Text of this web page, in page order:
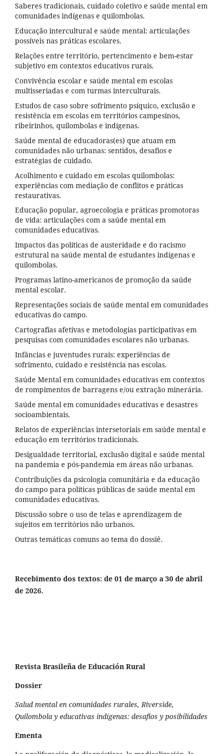
Saberes tradicionais, cuidado coletivo e saúde mental em
comunidades indígenas e quilombolas.
Educação intercultural e saúde mental: articulações
possíveis nas práticas escolares.
Relações entre território, pertencimento e bem-estar
subjetivo em contextos educativos rurais.
Convivência escolar e saúde mental em escolas
multisseriadas e com turmas interculturais.
Estudos de caso sobre sofrimento psíquico, exclusão e
resistência em escolas em territórios campesinos,
ribeirinhos, quilombolas e indígenas.
Saúde mental de educadoras(es) que atuam em
comunidades não urbanas: sentidos, desafios e
estratégias de cuidado.
Acolhimento e cuidado em escolas quilombolas:
experiências com mediação de conflitos e práticas
restaurativas.
Educação popular, agroecologia e práticas promotoras
de vida: articulações com a saúde mental em
comunidades educativas.
Impactos das políticas de austeridade e do racismo
estrutural na saúde mental de estudantes indígenas e
quilombolas.
Programas latino-americanos de promoção da saúde
mental escolar.
Representações sociais de saúde mental em comunidades
educativas do campo.
Cartografias afetivas e metodologias participativas em
pesquisas com comunidades escolares não urbanas.
Infâncias e juventudes rurais: experiências de
sofrimento, cuidado e resistência nas escolas.
Saúde Mental em comunidades educativas em contextos
de rompimentos de barragens e/ou extração minerária.
Saúde mental em comunidades educativas e desastres
socioambientais.
Relatos de experiências intersetoriais em saúde mental e
educação em territórios tradicionais.
Desigualdade territorial, exclusão digital e saúde mental
na pandemia e pós-pandemia em áreas não urbanas.
Contribuições da psicologia comunitária e da educação
do campo para políticas públicas de saúde mental em
comunidades educativas.
Discussão sobre o uso de telas e aprendizagem de
sujeitos em territórios não urbanos.
Outras temáticas comuns ao tema do dossiê.
Recebimento dos textos: de 01 de março a 30 de abril
de 2026.
Revista Brasileña de Educación Rural
Dossier
Salud mental en comunidades rurales, Riverside,
Quilombola y educativas indígenas: desafíos y posibilidades
Ementa